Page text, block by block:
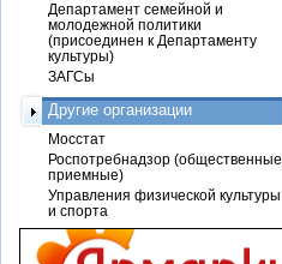
Департамент семейной и
молодежной политики
(присоединен к Департаменту
культуры)
ЗАГСы
Другие организации
Мосстат
Роспотребнадзор (общественные
приемные)
Управления физической культуры
и спорта